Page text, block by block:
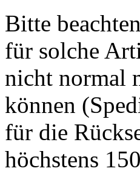
Bitte
für solche
nicht normal
können
für die
höchstens